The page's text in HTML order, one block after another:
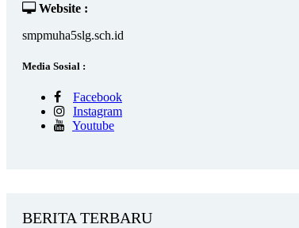
Website :
smpmuha5slg.sch.id
Media Sosial :
Facebook
Instagram
Youtube
BERITA TERBARU